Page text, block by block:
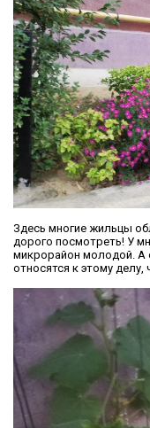
Здесь многие жильцы
дорого посмотреть! У
микрорайон молодой. А
относятся к этому